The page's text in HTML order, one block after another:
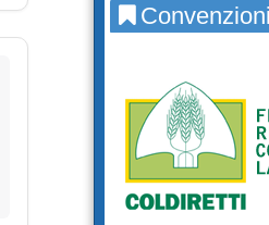
Convenzioni